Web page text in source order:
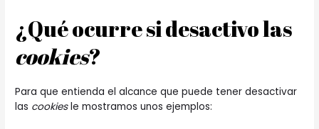
¿Qué ocurre si desactivo las
cookies?
Para que entienda el alcance que puede tener desactivar
las cookiesle mostramos unos ejemplos: